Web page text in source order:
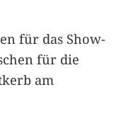
für das Show-
für die
am